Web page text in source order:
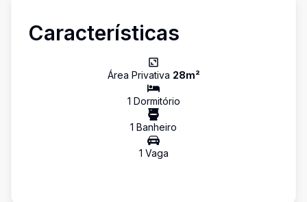
Características
Área Privativa 28m²
1 Dormitório
1 Banheiro
1 Vaga